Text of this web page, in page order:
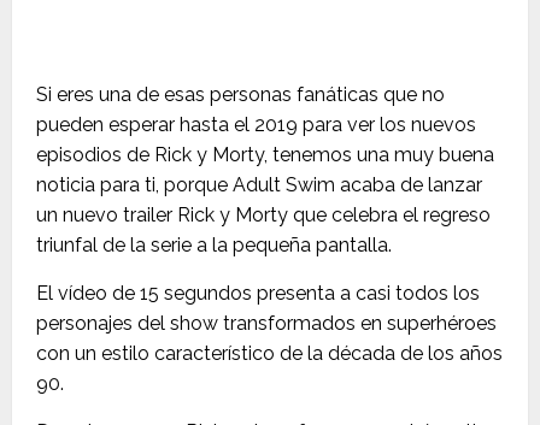
Si eres una de esas personas fanáticas que no
pueden esperar hasta el 2019 para ver los nuevos
episodios de Rick y Morty, tenemos una muy buena
noticia para ti, porque Adult Swim acaba de lanzar
un nuevo trailer Rick y Morty que celebra el regreso
triunfal de la serie a la pequeña pantalla.
El vídeo de 15 segundos presenta a casi todos los
personajes del show transformados en superhéroes
con un estilo característico de la década de los años
90.